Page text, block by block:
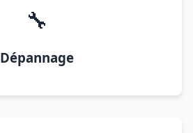
🔧
Dépannage